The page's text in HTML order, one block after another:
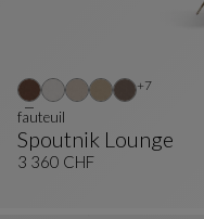
Spoutnik Lounge
Fauteuil
Voir La Description
fauteuil
3 360 CHF
+7Autres